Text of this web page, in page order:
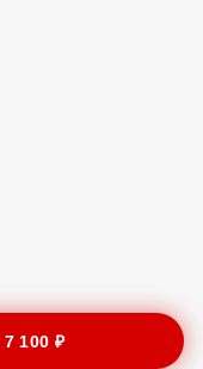
7 100 ₽